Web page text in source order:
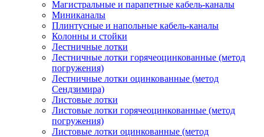
Магистральные и парапетные кабель-каналы
Миниканалы
Плинтусные и напольные кабель-каналы
Колонны и стойки
Лестничные лотки
Лестничные лотки горячеоцинкованные (метод
погружения)
Лестничные лотки оцинкованные (метод
Сендзимира)
Листовые лотки
Листовые лотки горячеоцинкованные (метод
погружения)
Листовые лотки оцинкованные (метод